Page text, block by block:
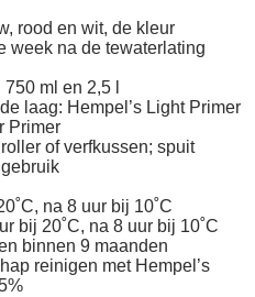
rood en wit, de kleur
week na de tewaterlating
ml en 2,5 l
laag: Hempel’s Light Primer
Primer
of verfkussen; spuit
na 8 uur bij 10˚C
bij 20˚C, na 8 uur bij 10˚C
binnen 9 maanden
reinigen met Hempel’s